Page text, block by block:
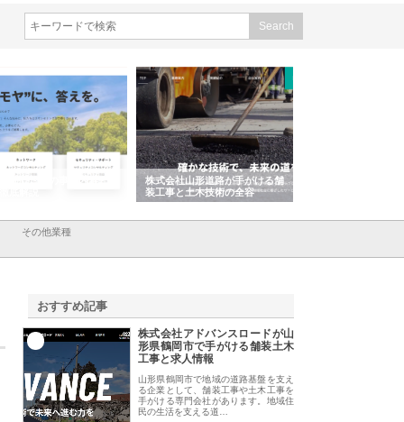
会社ＣＳＡの事業内容と強
株式会社山形道路が手がける舗
装工事と土木技術の全容
その他業種
おすすめ記事
株式会社アドバンスロードが山
形県鶴岡市で手がける舗装土木
工事と求人情報
山形県鶴岡市で地域の道路基盤を支え
る企業として、舗装工事や土木工事を
手がける専門会社があります。地域住
民の生活を支える道…